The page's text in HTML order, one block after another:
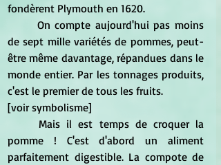
fondèrent Plymouth en 1620.
de sept mille variétés de pommes, peut-
être même davantage, répandues dans le
monde entier. Par les tonnages produits,
c'est le premier de tous les fruits.
[voir symbolisme]
	Mais il est temps de croquer la
pomme ! C'est d'abord un aliment
parfaitement digestible. La compote de